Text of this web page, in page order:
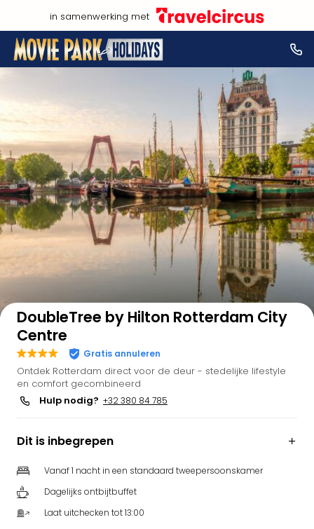
in samenwerking met
Bekijk op kaart
DoubleTree by Hilton Rotterdam City
Centre
Gratis annuleren
Ontdek Rotterdam direct voor de deur - stedelijke lifestyle
en comfort gecombineerd
Hulp nodig? +32 380 84 785
Dit is inbegrepen
Vanaf 1 nacht in een standaard tweepersoonskamer
Dagelijks ontbijtbuffet
Laat uitchecken tot 13:00